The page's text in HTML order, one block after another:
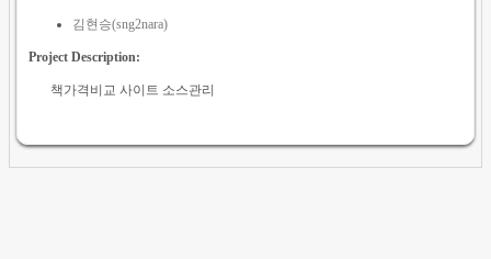
김현승(sng2nara)
Project Description:
책가격비교 사이트 소스관리